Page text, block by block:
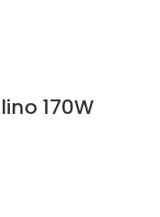
170W